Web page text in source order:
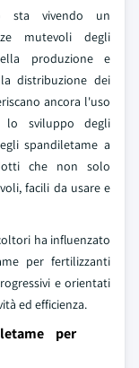
sta vivendo un
mutevoli degli
produzione e
distribuzione dei
ancora l'uso
lo sviluppo degli
spandiletame a
che non solo
facili da usare e
ha influenzato
per fertilizzanti
e orientati
ed efficienza.
per